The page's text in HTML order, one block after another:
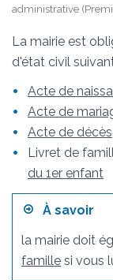
administrative
La mairie est
d'état civil
Acte de
Acte de
Acte de décès
Livret de
du 1er enfant
À savoir
la mairie doit
famille si vous